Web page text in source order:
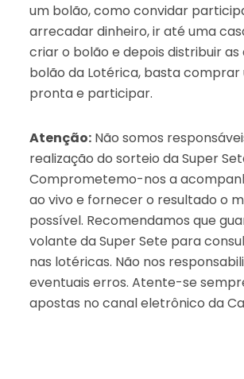
um bolão, como convidar
arrecadar dinheiro, ir até uma
criar o bolão e depois distribuir as
bolão da Lotérica, basta
pronta e participar.
Atenção:Não somos
realização do sorteio da Super
Comprometemo-nos a
ao vivo e fornecer o resultado o
possível. Recomendamos que
volante da Super Sete para
nas lotéricas. Não nos
eventuais erros. Atente-se
apostas no canal eletrônico da